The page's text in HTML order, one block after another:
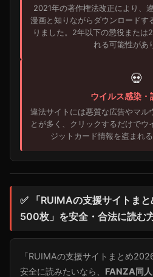
2021年の著作権法改正により、
漫画と知りながらダウンロードす
りました。2年以下の懲役または
れる可能性があ
💀
ウイルス感染・
違法サイトには悪質な広告やマル
とが多く、クリックするだけでウ
ジットカード情報を盗まれ
✅ 「RUIMAの支援サイトま
500枚」を安全・合法に読む
「RUIMAの支援サイトまとめ
安全に読みたいなら、 FANZA同人